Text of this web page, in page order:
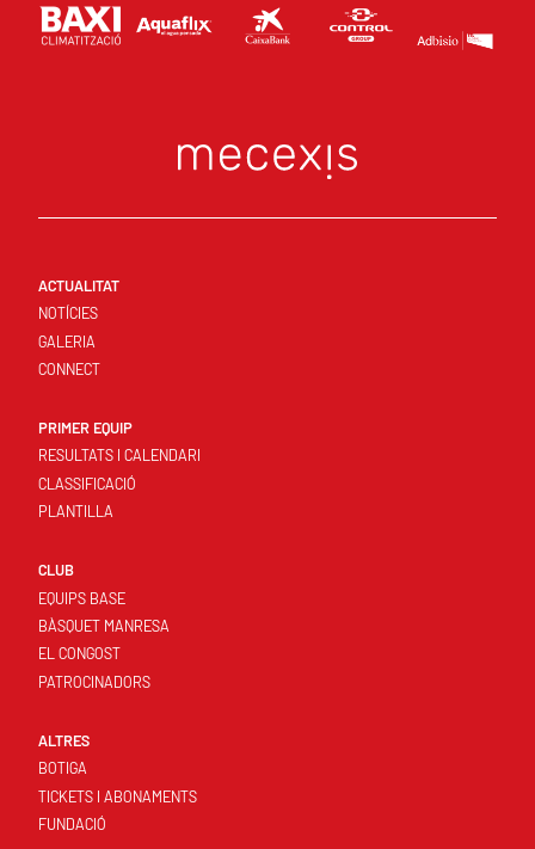
ACTUALITAT
NOTÍCIES
GALERIA
CONNECT
PRIMER EQUIP
RESULTATS I CALENDARI
CLASSIFICACIÓ
PLANTILLA
CLUB
EQUIPS BASE
BÀSQUET MANRESA
EL CONGOST
PATROCINADORS
ALTRES
BOTIGA
TICKETS I ABONAMENTS
FUNDACIÓ